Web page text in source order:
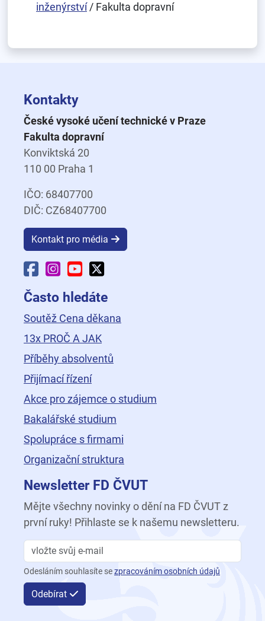
inženýrství/ Fakulta dopravní
Kontakty
České vysoké učení technické v Praze
Fakulta dopravní
Konviktská 20
110 00 Praha 1
IČO: 68407700
DIČ: CZ68407700
Kontakt pro média
Facebook Fakulty dopravní
Instagram Fakulty dopravní
YouTube Fakulty dopravní
Často hledáte
Soutěž Cena děkana
13x PROČ A JAK
Příběhy absolventů
Přijímací řízení
Akce pro zájemce o studium
Bakalářské studium
Spolupráce s firmami
Organizační struktura
Newsletter FD ČVUT
Mějte všechny novinky o dění na FD ČVUT z
první ruky! Přihlaste se k našemu newsletteru.
Odesláním souhlasíte sezpracováním osobních údajů
Odebírat